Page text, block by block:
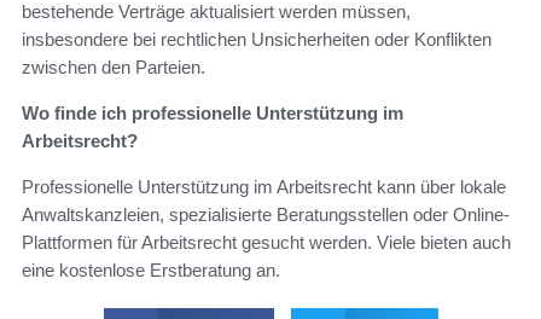
bestehende Verträge aktualisiert werden müssen,
insbesondere bei rechtlichen Unsicherheiten oder Konflikten
zwischen den Parteien.
Wo finde ich professionelle Unterstützung im
Arbeitsrecht?
Professionelle Unterstützung im Arbeitsrecht kann über lokale
Anwaltskanzleien, spezialisierte Beratungsstellen oder Online-
Plattformen für Arbeitsrecht gesucht werden. Viele bieten auch
eine kostenlose Erstberatung an.